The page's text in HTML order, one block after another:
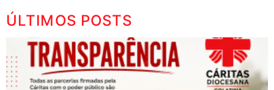
ÚLTIMOS POSTS